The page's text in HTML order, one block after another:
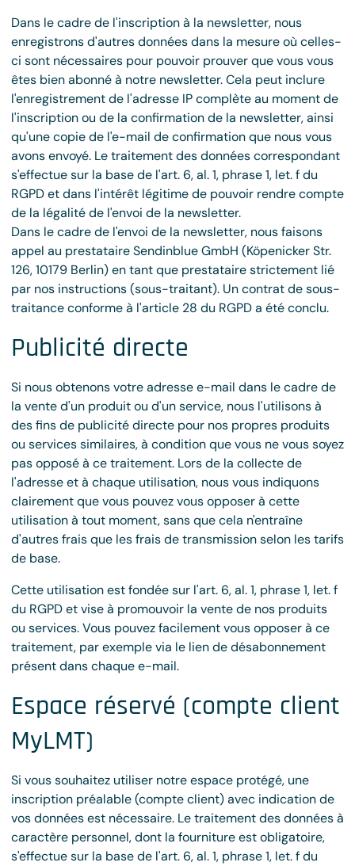
Dans le cadre de l'inscription à la newsletter, nous
enregistrons d'autres données dans la mesure où celles-
ci sont nécessaires pour pouvoir prouver que vous vous
êtes bien abonné à notre newsletter. Cela peut inclure
l'enregistrement de l'adresse IP complète au moment de
l'inscription ou de la confirmation de la newsletter, ainsi
qu'une copie de l'e-mail de confirmation que nous vous
avons envoyé. Le traitement des données correspondant
s'effectue sur la base de l'art. 6, al. 1, phrase 1, let. f du
RGPD et dans l'intérêt légitime de pouvoir rendre compte
de la légalité de l'envoi de la newsletter.
Dans le cadre de l'envoi de la newsletter, nous faisons
appel au prestataire Sendinblue GmbH (Köpenicker Str.
126, 10179 Berlin) en tant que prestataire strictement lié
par nos instructions (sous-traitant). Un contrat de sous-
traitance conforme à l'article 28 du RGPD a été conclu.
Publicité directe
Si nous obtenons votre adresse e-mail dans le cadre de
la vente d'un produit ou d'un service, nous l'utilisons à
des fins de publicité directe pour nos propres produits
ou services similaires, à condition que vous ne vous soyez
pas opposé à ce traitement. Lors de la collecte de
l'adresse et à chaque utilisation, nous vous indiquons
clairement que vous pouvez vous opposer à cette
utilisation à tout moment, sans que cela n'entraîne
d'autres frais que les frais de transmission selon les tarifs
de base.
Cette utilisation est fondée sur l'art. 6, al. 1, phrase 1, let. f
du RGPD et vise à promouvoir la vente de nos produits
ou services. Vous pouvez facilement vous opposer à ce
traitement, par exemple via le lien de désabonnement
présent dans chaque e-mail.
Espace réservé (compte client
MyLMT)
Si vous souhaitez utiliser notre espace protégé, une
inscription préalable (compte client) avec indication de
vos données est nécessaire. Le traitement des données à
caractère personnel, dont la fourniture est obligatoire,
s'effectue sur la base de l'art. 6, al. 1, phrase 1, let. f du